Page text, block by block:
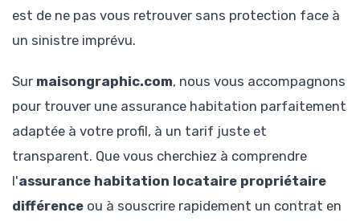
est de ne pas vous retrouver sans protection face à
un sinistre imprévu.
Sur maisongraphic.com, nous vous accompagnons
pour trouver une assurance habitation parfaitement
adaptée à votre profil, à un tarif juste et
transparent. Que vous cherchiez à comprendre
l'assurance habitation locataire propriétaire
différence ou à souscrire rapidement un contrat en